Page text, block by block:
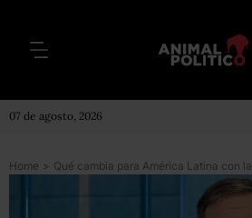
07 de agosto, 2026
Home >